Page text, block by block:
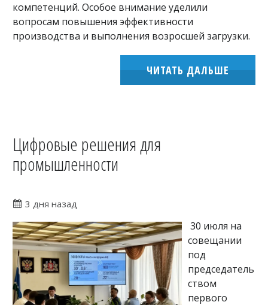
компетенций. Особое внимание уделили
вопросам повышения эффективности
производства и выполнения возросшей загрузки.
ЧИТАТЬ ДАЛЬШЕ
Цифровые решения для
промышленности
3 дня назад
30 июля на
совещании
под
председатель
ством
первого